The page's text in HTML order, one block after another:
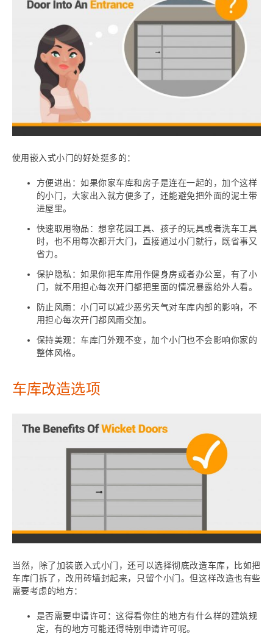
使用嵌入式小门的好处挺多的：
方便进出：如果你家车库和房子是连在一起的，加个这样
的小门，大家出入就方便多了，还能避免把外面的泥土带
进屋里。
快速取用物品：想拿花园工具、孩子的玩具或者洗车工具
时，也不用每次都开大门，直接通过小门就行，既省事又
省力。
保护隐私：如果你把车库用作健身房或者办公室，有了小
门，就不用担心每次开门都把里面的情况暴露给外人看。
防止风雨：小门可以减少恶劣天气对车库内部的影响，不
用担心每次开门都风雨交加。
保持美观：车库门外观不变，加个小门也不会影响你家的
整体风格。
车库改造选项
当然，除了加装嵌入式小门，还可以选择彻底改造车库，比如把
车库门拆了，改用砖墙封起来，只留个小门。但这样改造也有些
需要考虑的地方：
是否需要申请许可：这得看你住的地方有什么样的建筑规
定，有的地方可能还得特别申请许可呢。